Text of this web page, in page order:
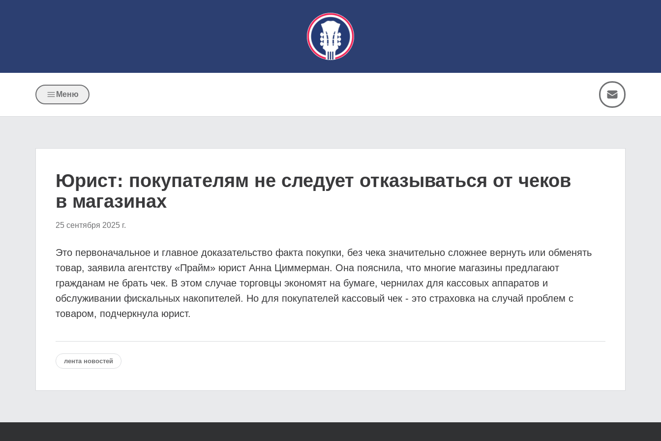
Меню
Юрист: покупателям не следует отказываться от чеков
в магазинах
25 сентября 2025 г.
Это первоначальное и главное доказательство факта покупки, без чека значительно сложнее вернуть или обменять
товар, заявила агентству «Прайм» юрист Анна Циммерман. Она пояснила, что многие магазины предлагают
гражданам не брать чек. В этом случае торговцы экономят на бумаге, чернилах для кассовых аппаратов и
обслуживании фискальных накопителей. Но для покупателей кассовый чек - это страховка на случай проблем с
товаром, подчеркнула юрист.
лента новостей